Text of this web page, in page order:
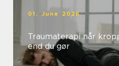
01. June 2026
Traumaterapi når kroppen husker mere
end du gør